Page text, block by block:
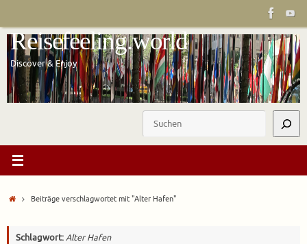
springen
Reisefeeling.world
Discover & Enjoy
StartBeiträge verschlagwortet mit "Alter Hafen"
Schlagwort:Alter Hafen